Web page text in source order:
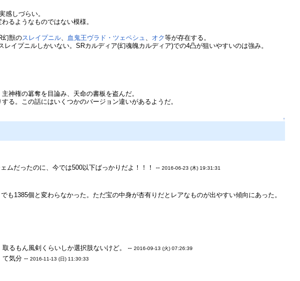
感しづらい。
るようなものではない模様。
幻獣のスレイプニル 血鬼王ヴラド・ツェペシュ オク等が存在する。
イプニルしかいない。SRカルディア(幻魂魄カルディア)での4凸が狙いやすいのは強み。
神権の簒奪を目論み、天命の書板を盗んだ。
る。この話にはいくつかのバージョン違いがあるようだ。
↑
ムだったのに、今では500以下ばっかりだよ！！！ --2016-06-23 (木) 19:31:31
も1385個と変わらなかった。ただ宝の中身が杏有りだとレアなものが出やすい傾向にあった。
るもん風剣くらいしか選択肢ないけど。 --2016-09-13 (火) 07:26:39
て気分 --2016-11-13 (日) 11:30:33